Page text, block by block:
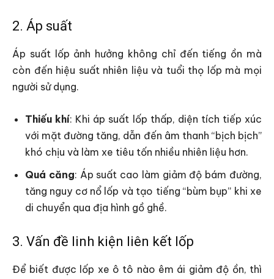
2. Áp suất
Áp suất lốp ảnh hưởng không chỉ đến tiếng ồn mà
còn đến hiệu suất nhiên liệu và tuổi thọ lốp mà mọi
người sử dụng.
Thiếu khí: Khi áp suất lốp thấp, diện tích tiếp xúc
với mặt đường tăng, dẫn đến âm thanh “bịch bịch”
khó chịu và làm xe tiêu tốn nhiều nhiên liệu hơn.
Quá căng: Áp suất cao làm giảm độ bám đường,
tăng nguy cơ nổ lốp và tạo tiếng “bùm bụp” khi xe
di chuyển qua địa hình gồ ghề.
3. Vấn đề linh kiện liên kết lốp
Để biết được lốp xe ô tô nào êm ái giảm độ ồn, thì